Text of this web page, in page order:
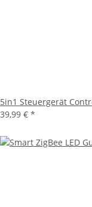
5in1 Steuergerät
39,99 € *